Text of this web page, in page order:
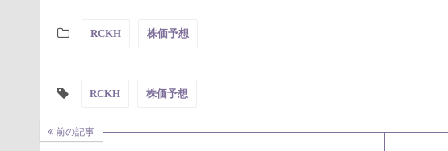
RCKH 株価予想
RCKH 株価予想
前の記事